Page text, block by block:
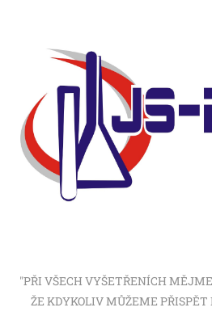
"PŘI VŠECH VYŠETŘENÍCH
ŽE KDYKOLIV MŮŽEME PŘISPĚT